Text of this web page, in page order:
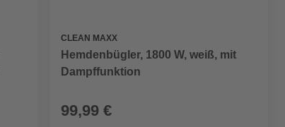
CLEAN MAXX
Hemdenbügler, 1800 W, weiß, mit
Dampffunktion
99,99 €